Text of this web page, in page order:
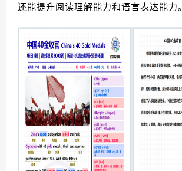
还能提升阅读理解能力和语言表达能力。